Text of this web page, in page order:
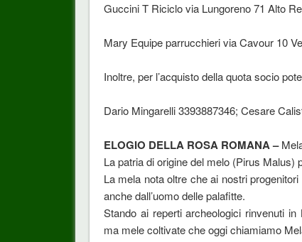
Guccini T Riciclo via Lungoreno 71 Alto
Mary Equipe parrucchieri via Cavour 10
Inoltre, per l’acquisto della quota socio
Dario Mingarelli 3393887346; Cesare
ELOGIO DELLA ROSA ROMANA –
La patria di origine del melo (Pirus Malus)
La mela nota oltre che ai nostri
anche dall’uomo delle palafitte.
Stando ai reperti archeologici rinvenuti
ma mele coltivate che oggi chiamiamo